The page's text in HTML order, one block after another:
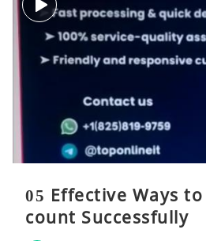
05 Effective Ways
count Successfully